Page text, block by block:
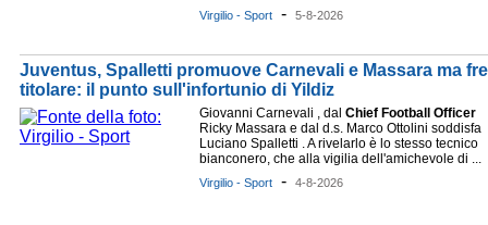
Virgilio - Sport - 5-8-2026
Juventus, Spalletti promuove Carnevali e Massara ma
titolare: il punto sull'infortunio di Yildiz
Giovanni Carnevali , dal Chief Football
Officer
Ricky Massara e dal d.s. Marco Ottolini soddisfa
Luciano Spalletti . A rivelarlo è lo stesso tecnico
bianconero, che alla vigilia dell'amichevole di ...
Virgilio - Sport - 4-8-2026